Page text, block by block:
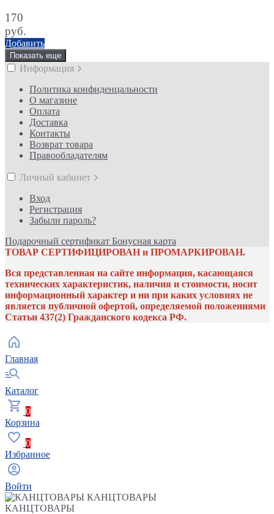
170
руб.
Добавить
Показать еще
Информация
Политика конфиденцальности
О магазине
Оплата
Доставка
Контакты
Возврат товара
Правообладателям
Личный кабинет
Вход
Регистрация
Забыли пароль?
Подарочный сертификат Бонусная карта
ТОВАР СЕРТИФИЦИРОВАН и ПРОМАРКИРОВАН.
Вся представленная на сайте информация, касающаяся
технических характеристик, наличия и стоимости, носит
информационный характер и ни при каких условиях не
является публичной офертой, определяемой положениями
Статьи 437(2) Гражданского кодекса РФ.
Главная
Каталог
0
Корзина
0
Избранное
Войти
КАНЦТОВАРЫ
КАНЦТОВАРЫ